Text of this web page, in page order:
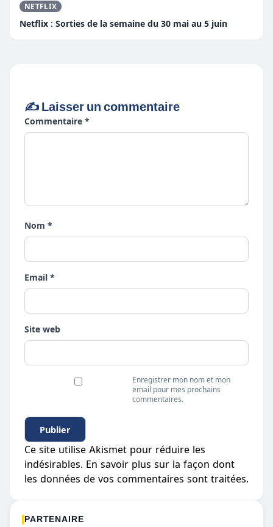
NETFLIX
Netflix : Sorties de la semaine du 30 mai au 5 juin
✍️ Laisser un commentaire
Commentaire *
Nom *
Email *
Site web
Enregistrer mon nom et mon
email pour mes prochains
commentaires.
Ce site utilise Akismet pour réduire les
indésirables. En savoir plus sur la façon dont
les données de vos commentaires sont traitées.
PARTENAIRE